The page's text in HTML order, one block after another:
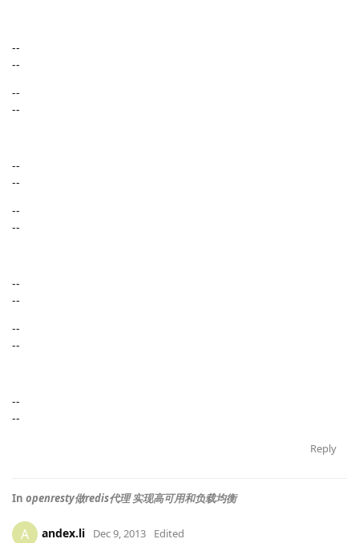
--
--
--
--
--
--
--
--
--
--
--
--
--
--
Reply
In openresty做redis代理 实现高可用和负载均衡
A andex.li Dec 9, 2013 Edited